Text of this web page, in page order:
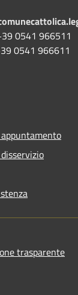
0541 966511
0541 966611
trasparente